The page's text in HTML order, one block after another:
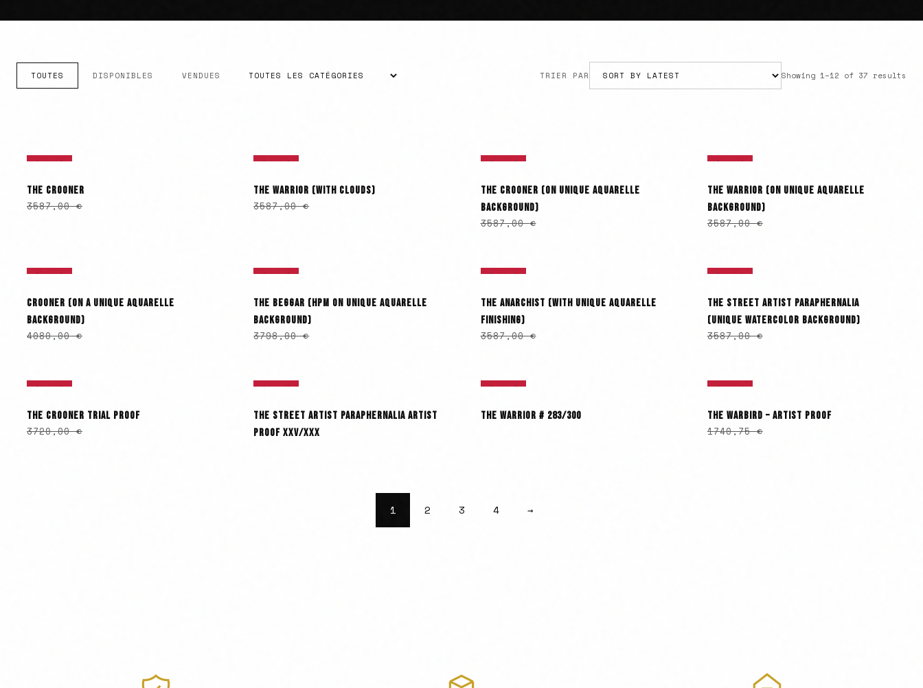
TOUTES DISPONIBLES VENDUES TRIER PAR Showing 1–12 of 37 results
ÉPUISÉ
THE CROONER
3587,00€
ÉPUISÉ
THE WARRIOR (WITH CLOUDS)
3587,00€
ÉPUISÉ
THE CROONER (ON UNIQUE AQUARELLE
BACKGROUND)
3587,00€
ÉPUISÉ
THE WARRIOR (ON UNIQUE AQUARELLE
BACKGROUND)
3587,00€
ÉPUISÉ
CROONER (ON A UNIQUE AQUARELLE
BACKGROUND)
4080,00€
ÉPUISÉ
THE BEGGAR (HPM ON UNIQUE AQUARELLE
BACKGROUND)
3798,00€
ÉPUISÉ
THE ANARCHIST (WITH UNIQUE AQUARELLE
FINISHING)
3587,00€
ÉPUISÉ
THE STREET ARTIST PARAPHERNALIA
(UNIQUE WATERCOLOR BACKGROUND)
3587,00€
ÉPUISÉ
THE CROONER TRIAL PROOF
3720,00€
ÉPUISÉ
THE STREET ARTIST PARAPHERNALIA ARTIST
PROOF XXV/XXX
ÉPUISÉ
THE WARRIOR # 283/300
ÉPUISÉ
THE WARBIRD – ARTIST PROOF
1740,75€
1 2 3 4 →